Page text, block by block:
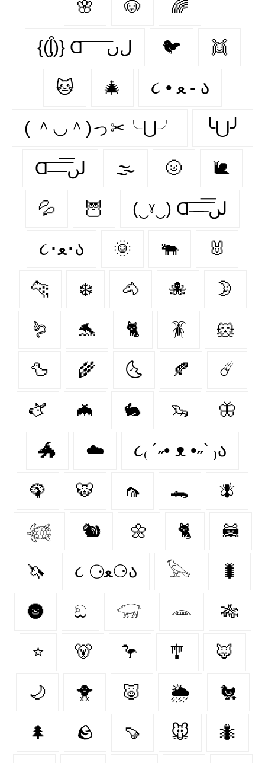
🌸 🐶 🌈
{(ᶅ͒)} Ɑ͞ ͞ ͞ ͞ ͞ ﻝﮞ 🐦‍ 👯‍
🐱 🎄 ૮ • ﻌ - ა
( ＾◡＾)っ✂╰⋃╯ ╰⋃╯
Ɑ͞ ̶͞ ̶͞ ̶͞ لں͞ 🌫️ 🌝 🐌
💦 🦉 (‿ˠ‿) Ɑ͞ ̶͞ ̶͞ ̶͞ لں͞
૮･ﻌ･ა 🌞 🐃 🐰
🐆 ❄️ 🐴 🐙 🌛
🪱 🐬 🐈 🪳 🐹
🦆 🌾 🌜 🍂 ☄️
🫏 🦇 🐇 🦦 🦋
🐲 ☁️ ૮₍ ´˶• ᴥ •˶` ₎ა
🦚 🐯 🦟 🐊 🪰
𓆉 🐿️ 🌼 🐈‍ 🦝
🦄 ૮ ⚆ﻌ⚆ა 𓅂 🐛
🌚 ඞ 𓃟 𓂎 🎋
⭐ 🐻‍ 🦩 🎐 🦊
🌙 🐥 🐷 🌦️ 🐔
🌲 🪨 🍠 🐭 🐜